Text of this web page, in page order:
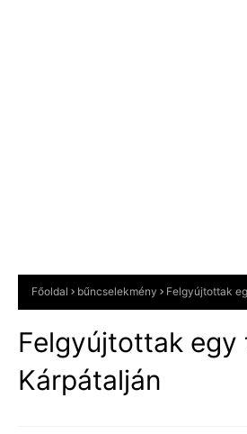
Főoldal bűncselekmény Felgyújtottak
Felgyújtottak egy
Kárpátalján